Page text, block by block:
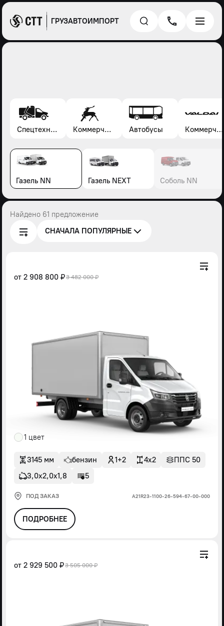
ГРУЗАВТОИМПОРТ
Спецтехника* Коммерческие автомобили Газель, Соболь, Газон Автобусы Коммерческие автомобили Валдай
Газель NN Газель NEXT Соболь NN
Найдено 61 предложение
СНАЧАЛА ПОПУЛЯРНЫЕ
от 2 908 800 ₽3 482 000 ₽
1 цвет
3145 мм бензин 1+2 4x2
ППС 50
3,0х2,0х1,8
5
ПОД ЗАКАЗ А21R23-1100-26-594-67-00-000
ПОДРОБНЕЕ
от 2 929 500 ₽3 505 000 ₽